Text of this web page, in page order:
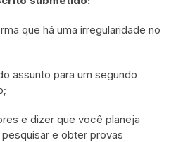
que há uma irregularidade no
assunto para um segundo
e dizer que você planeja
e obter provas